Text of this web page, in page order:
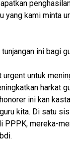
yang kami minta
ini bagi
urgent untuk
harkat
ini kan
kita. Di satu
PPPK, mereka-